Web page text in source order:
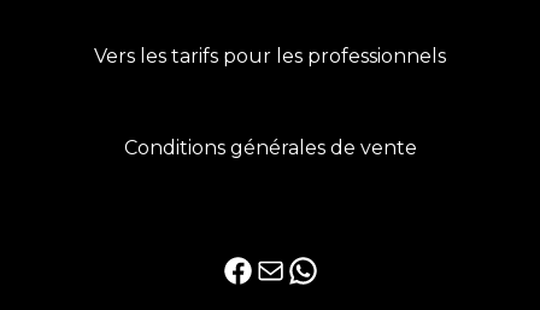
Vers les tarifs pour les professionnels
Conditions générales de vente
Facebook
E-mailWhatsApp